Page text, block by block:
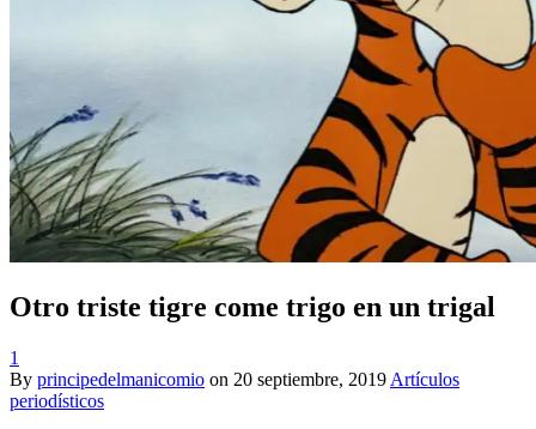
Otro triste tigre come trigo en un trigal
1
By principedelmanicomio on 20 septiembre, 2019 Artículos
periodísticos